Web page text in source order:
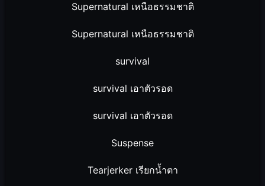
Supernatural เหนือธรรมชาติ
Supernatural เหนือธรรมชาติ
survival
survival เอาตัวรอด
survival เอาตัวรอด
Suspense
Tearjerker เรียกน้ำตา